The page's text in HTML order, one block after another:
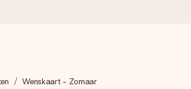
zorg en zorgen dat het razendsnel
Wenskaart - Zomaar